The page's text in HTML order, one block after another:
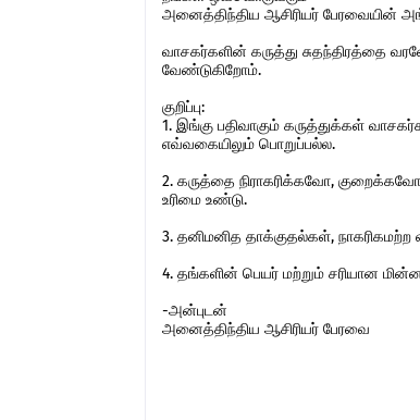
அனைத்திந்திய ஆசிரியர் பேரவையின்
வாசகர்களின் கருத்து சுதந்திரத்தை
வேண்டுகிறோம்.
குறிப்பு:
1. இங்கு பதிவாகும் கருத்துக்கள்
எவ்வகையிலும் பொறுப்பல்ல.
2. கருத்தை நிராகரிக்கவோ,
உரிமை உண்டு.
3. தனிமனித தாக்குதல்கள்,
4. தங்களின் பெயர் மற்றும் சரியான
-அன்புடன்
அனைத்திந்திய ஆசிரியர் பேரவை